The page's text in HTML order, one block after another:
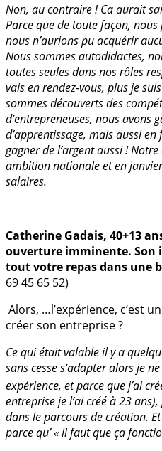
Non, au contraire ! Ca aurait
Parce que de toute façon,
nous n’aurions pu acquérir
Nous sommes autodidactes,
toutes seules dans nos rôles
vais en rendez-vous, plus je
sommes découverts des
d’entrepreneuses, nous avons
d’apprentissage, mais aussi en
gagner de l’argent aussi !
ambition nationale et en
salaires.
Catherine Gadais, 40+13
ouverture imminente. Son
tout votre repas dans une
69 45 65 52)
Alors, …l’expérience, c’est
créer son entreprise ?
Ce qui était valable il y a
sans cesse s’adapter alors je
expérience, et parce que j’ai
entreprise je l’ai créé à 23
dans le parcours de création.
parce qu’ « il faut que ça